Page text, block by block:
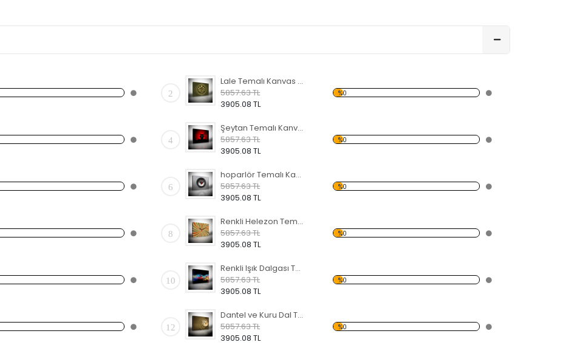
2
Lale Temalı Kanvas Saat
5857.63 TL
3905.08 TL
%0
4
Şeytan Temalı Kanvas Saat
5857.63 TL
3905.08 TL
%0
6
hoparlör Temalı Kanvas Saat
5857.63 TL
3905.08 TL
%0
8
Renkli Helezon Temalı Kanvas Saat
5857.63 TL
3905.08 TL
%0
10
Renkli Işık Dalgası Temalı Kanvas Saat
5857.63 TL
3905.08 TL
%0
12
Dantel ve Kuru Dal Temalı Kanvas Saat
5857.63 TL
3905.08 TL
%0